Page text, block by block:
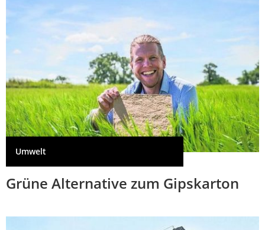
Umwelt
Grüne Alternative zum Gipskarton